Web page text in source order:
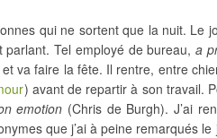
qui ne sortent que la nuit. Le
parlant. Tel employé de bureau, a
va faire la fête. Il rentre, entre
) avant de repartir à son travail.
emotion (Chris de Burgh). J’ai
que j’ai à peine remarqués